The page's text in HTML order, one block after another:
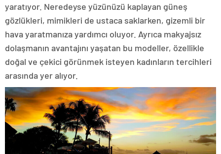
yaratıyor. Neredeyse yüzünüzü kaplayan güneş
gözlükleri, mimikleri de ustaca saklarken, gizemli bir
hava yaratmanıza yardımcı oluyor. Ayrıca makyajsız
dolaşmanın avantajını yaşatan bu modeller, özellikle
doğal ve çekici görünmek isteyen kadınların tercihleri
arasında yer alıyor.